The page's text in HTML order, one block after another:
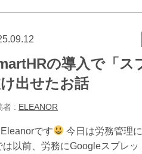
の導入で「ス
出せたお話
者 : ELEANOR
です
今日は労務管理
以前、労務にGoogleスプレ